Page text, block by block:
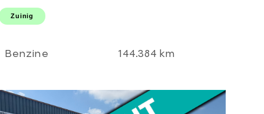
AUTOMAAT! M
sport l M 20'LMV l
pro l Xenon l
Zuinig
Benzine 144.384 km